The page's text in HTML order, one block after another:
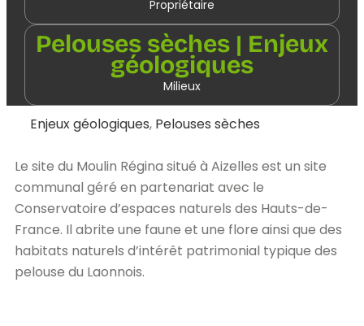
Propriétaire
Pelouses sèches | Enjeux
géologiques
Milieux
Enjeux géologiques, Pelouses sèches
Le site du Moulin Régina situé à Aizelles est un site
communal géré en partenariat avec le
Conservatoire d’espaces naturels des Hauts-de-
France. Il abrite une faune et une flore ainsi que des
habitats naturels d’intérêt patrimonial typique des
pelouse du Laonnois.